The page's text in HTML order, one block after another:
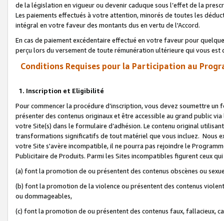
de la législation en vigueur ou devenir caduque sous l’effet de la
Les paiements effectués à votre attention, minorés de toutes les
intégral en votre faveur des montants dus en vertu de l'Accord.
En cas de paiement excédentaire effectué en votre faveur pour
perçu lors du versement de toute rémunération ultérieure qui vous est
Conditions Requises pour la Participation au
1. Inscription et Eligibilité
Pour commencer la procédure d’inscription, vous devez soumettre
présenter des contenus originaux et être accessible au grand public
votre Site(s) dans le formulaire d’adhésion. Le contenu original
transformations significatifs de tout matériel que vous incluez. Nous
votre Site s'avère incompatible, il ne pourra pas rejoindre le
Publicitaire de Produits. Parmi les Sites incompatibles figurent ceux
(a) font la promotion de ou présentent des contenus obscènes ou
(b) font la promotion de la violence ou présentent des contenus
ou dommageables,
(c) font la promotion de ou présentent des contenus faux, fallacieux,